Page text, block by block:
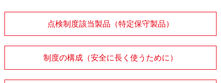
点検制度該当製品（特定保守製品）
制度の構成（安全に長く使うために）